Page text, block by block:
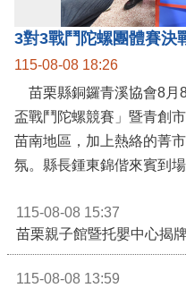
115-08-08 18:26
苗栗縣銅鑼青溪協會8月
盃戰鬥陀螺競賽」暨青創
苗南地區，加上熱絡的菁
115-08-08 15:37
115-08-08 13:59